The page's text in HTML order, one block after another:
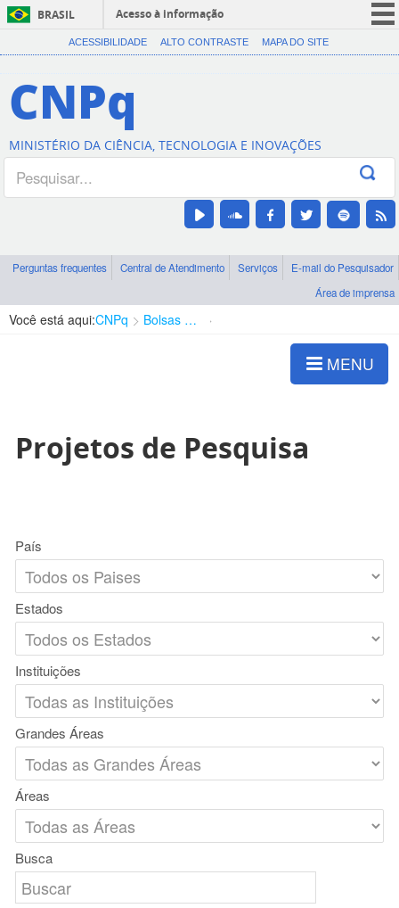
BRASIL
Acesso à informação
CORONAVÍRUS (COVID-19)
Canais
ACESSIBILIDADE ALTO CONTRASTE MAPA DO SITE
CNPq
MINISTÉRIO DA CIÊNCIA, TECNOLOGIA E INOVAÇÕES
Perguntas frequentes Central de Atendimento Serviços
E-mail do Pesquisador
Área de imprensa
Você está aqui:CNPq Bolsas e Auxílios Vigentes
MENU
Projetos de Pesquisa
País
Estados
Instituições
Grandes Áreas
Áreas
Busca